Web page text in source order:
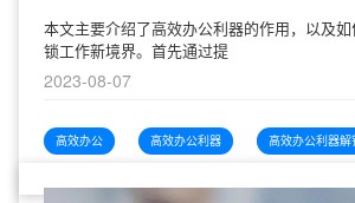
本文主要介绍了高效办公利器的作用，以及
锁工作新境界。首先通过提
2023-08-07
高效办公 高效办公利器 高效办公利器解